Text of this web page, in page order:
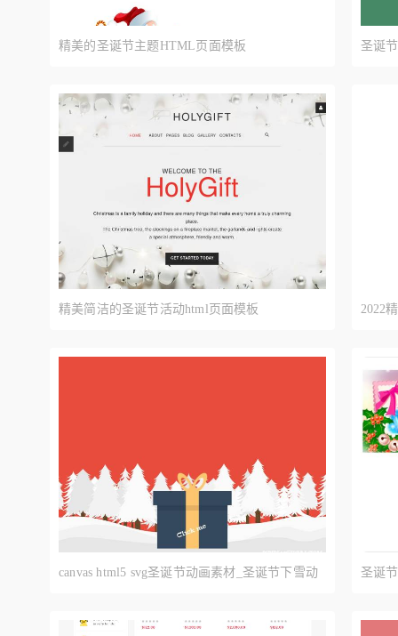
精美的圣诞节主题HTML页面模板 圣诞
精美简洁的圣诞节活动html页面模板 2022
canvas html5 svg圣诞节动画素材_圣诞节下雪动 圣诞